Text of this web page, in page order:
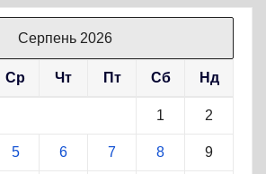
Серпень 2026
Ср Чт Пт Сб Нд
1 2
5 6 7 8 9